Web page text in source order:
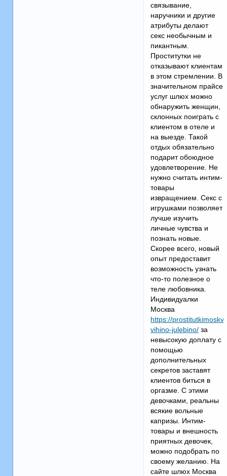
связывание,
наручники и другие
атрибуты делают
секс необычным и
пикантным.
Проститутки не
отказывают клиентам
в этом стремлении. В
значительном прайсе
услуг шлюх можно
обнаружить женщин,
склонных поиграть с
клиентом в отеле и
на выезде. Такой
отдых обязательно
подарит обоюдное
удовлетворение. Не
нужно считать интим-
товары
извращением. Секс с
игрушками позволяет
лучше изучить
личные чувства и
познать новые.
Скорее всего, новый
опыт предоставит
возможность узнать
что-то полезное о
теле любовника.
Индивидуалки
Москва
https://
vihino-julebino/ за
невысокую доплату с
помощью
дополнительных
секретов заставят
клиентов биться в
оргазме. С этими
девочками, реальны
всякие вольные
капризы. Интим-
товары и внешность
приятных девочек,
можно подобрать по
своему желанию. На
сайте шлюх Москва